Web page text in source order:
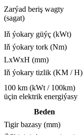
Zarýad beriş wagty
(sagat)
Iň ýokary güýç (kWt)
Iň ýokary tork (Nm)
LxWxH (mm)
Iň ýokary tizlik (KM / H)
100 km (kWt / 100km)
üçin elektrik energiýasy
Beden
Tigir bazasy (mm)